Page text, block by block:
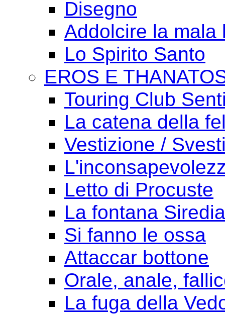
Disegno
Addolcire la mala
Lo Spirito Santo
EROS E
Touring Club
La catena della
Vestizione /
Letto di Procuste
La fontana Siredia
Si fanno le ossa
Attaccar bottone
Orale, anale,
La fuga della